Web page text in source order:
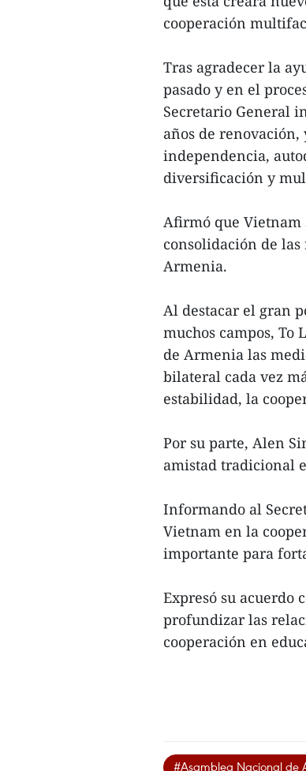
cooperación
Tras agradecer la
pasado y en el
Secretario General
años de
independencia,
diversificación y
Afirmó que
consolidación de
Armenia.
Al destacar el gran
muchos campos, To
de Armenia las
bilateral cada vez
estabilidad, la
Por su parte, Alen
amistad tradicional
Informando al
Vietnam en la
importante para
Expresó su acuerdo
profundizar las
cooperación en
#Asamblea Nacional de